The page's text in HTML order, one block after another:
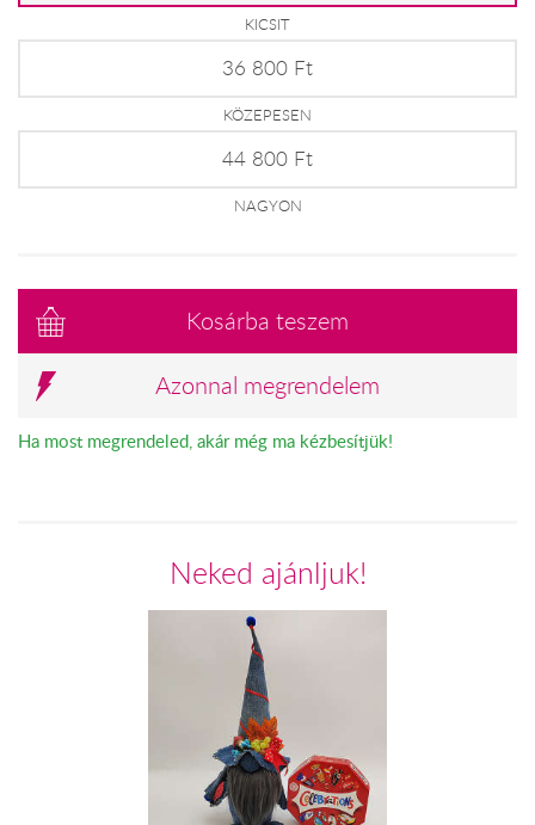
KICSIT
36 800 Ft
KÖZEPESEN
44 800 Ft
NAGYON
Kosárba teszem
Azonnal megrendelem
Ha most megrendeled, akár még ma kézbesítjük!
Neked ajánljuk!